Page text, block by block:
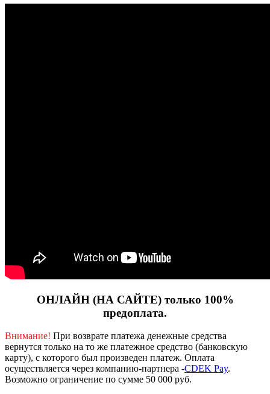
ОНЛАЙН (НА САЙТЕ) только 100%
предоплата.
Внимание! При возврате платежа денежные средства
вернутся только на то же платежное средство (банковскую
карту), с которого был произведен платеж. Оплата
осуществляется через компанию-партнера -CDEK Pay.
Возможно ограничение по сумме 50 000 руб.